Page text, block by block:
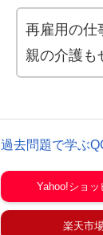
再雇用の仕
親の介護も
過去問題で学ぶ
Yahoo!ショッ
楽天市